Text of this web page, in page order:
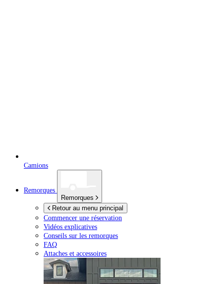
Camions
Remorques
Remorques
Retour au menu principal
Commencer une réservation
Vidéos explicatives
Conseils sur les remorques
FAQ
Attaches et accessoires